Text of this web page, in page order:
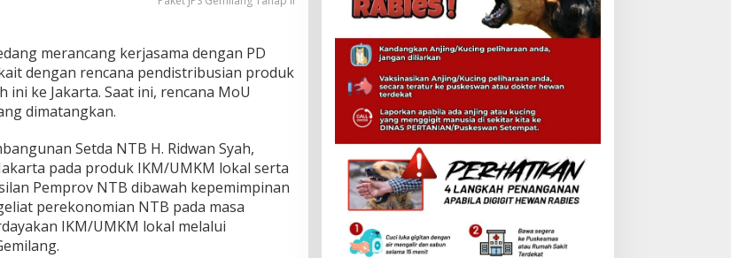
merancang kerjasama dengan PD
dengan rencana pendistribusian produk
ke Jakarta. Saat ini, rencana MoU
dimatangkan.
Setda NTB H. Ridwan Syah,
pada produk IKM/UMKM lokal serta
Pemprov NTB dibawah kepemimpinan
perekonomian NTB pada masa
IKM/UMKM lokal melalui